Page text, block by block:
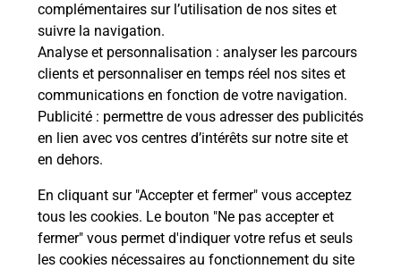
complémentaires sur l’utilisation de nos sites et
suivre la navigation.
Analyse et personnalisation : analyser les parcours
clients et personnaliser en temps réel nos sites et
communications en fonction de votre navigation.
Publicité : permettre de vous adresser des publicités
en lien avec vos centres d’intérêts sur notre site et
en dehors.
En cliquant sur "Accepter et fermer" vous acceptez
tous les cookies. Le bouton "Ne pas accepter et
fermer" vous permet d'indiquer votre refus et seuls
les cookies nécessaires au fonctionnement du site
Comment fonctionne la
téléassistance classique ?
Comment est installée la
téléassistance classique ?
Localiser Liste
Liste - téléassistance
Morbihan - téléassistance
Mauron - téléassistance